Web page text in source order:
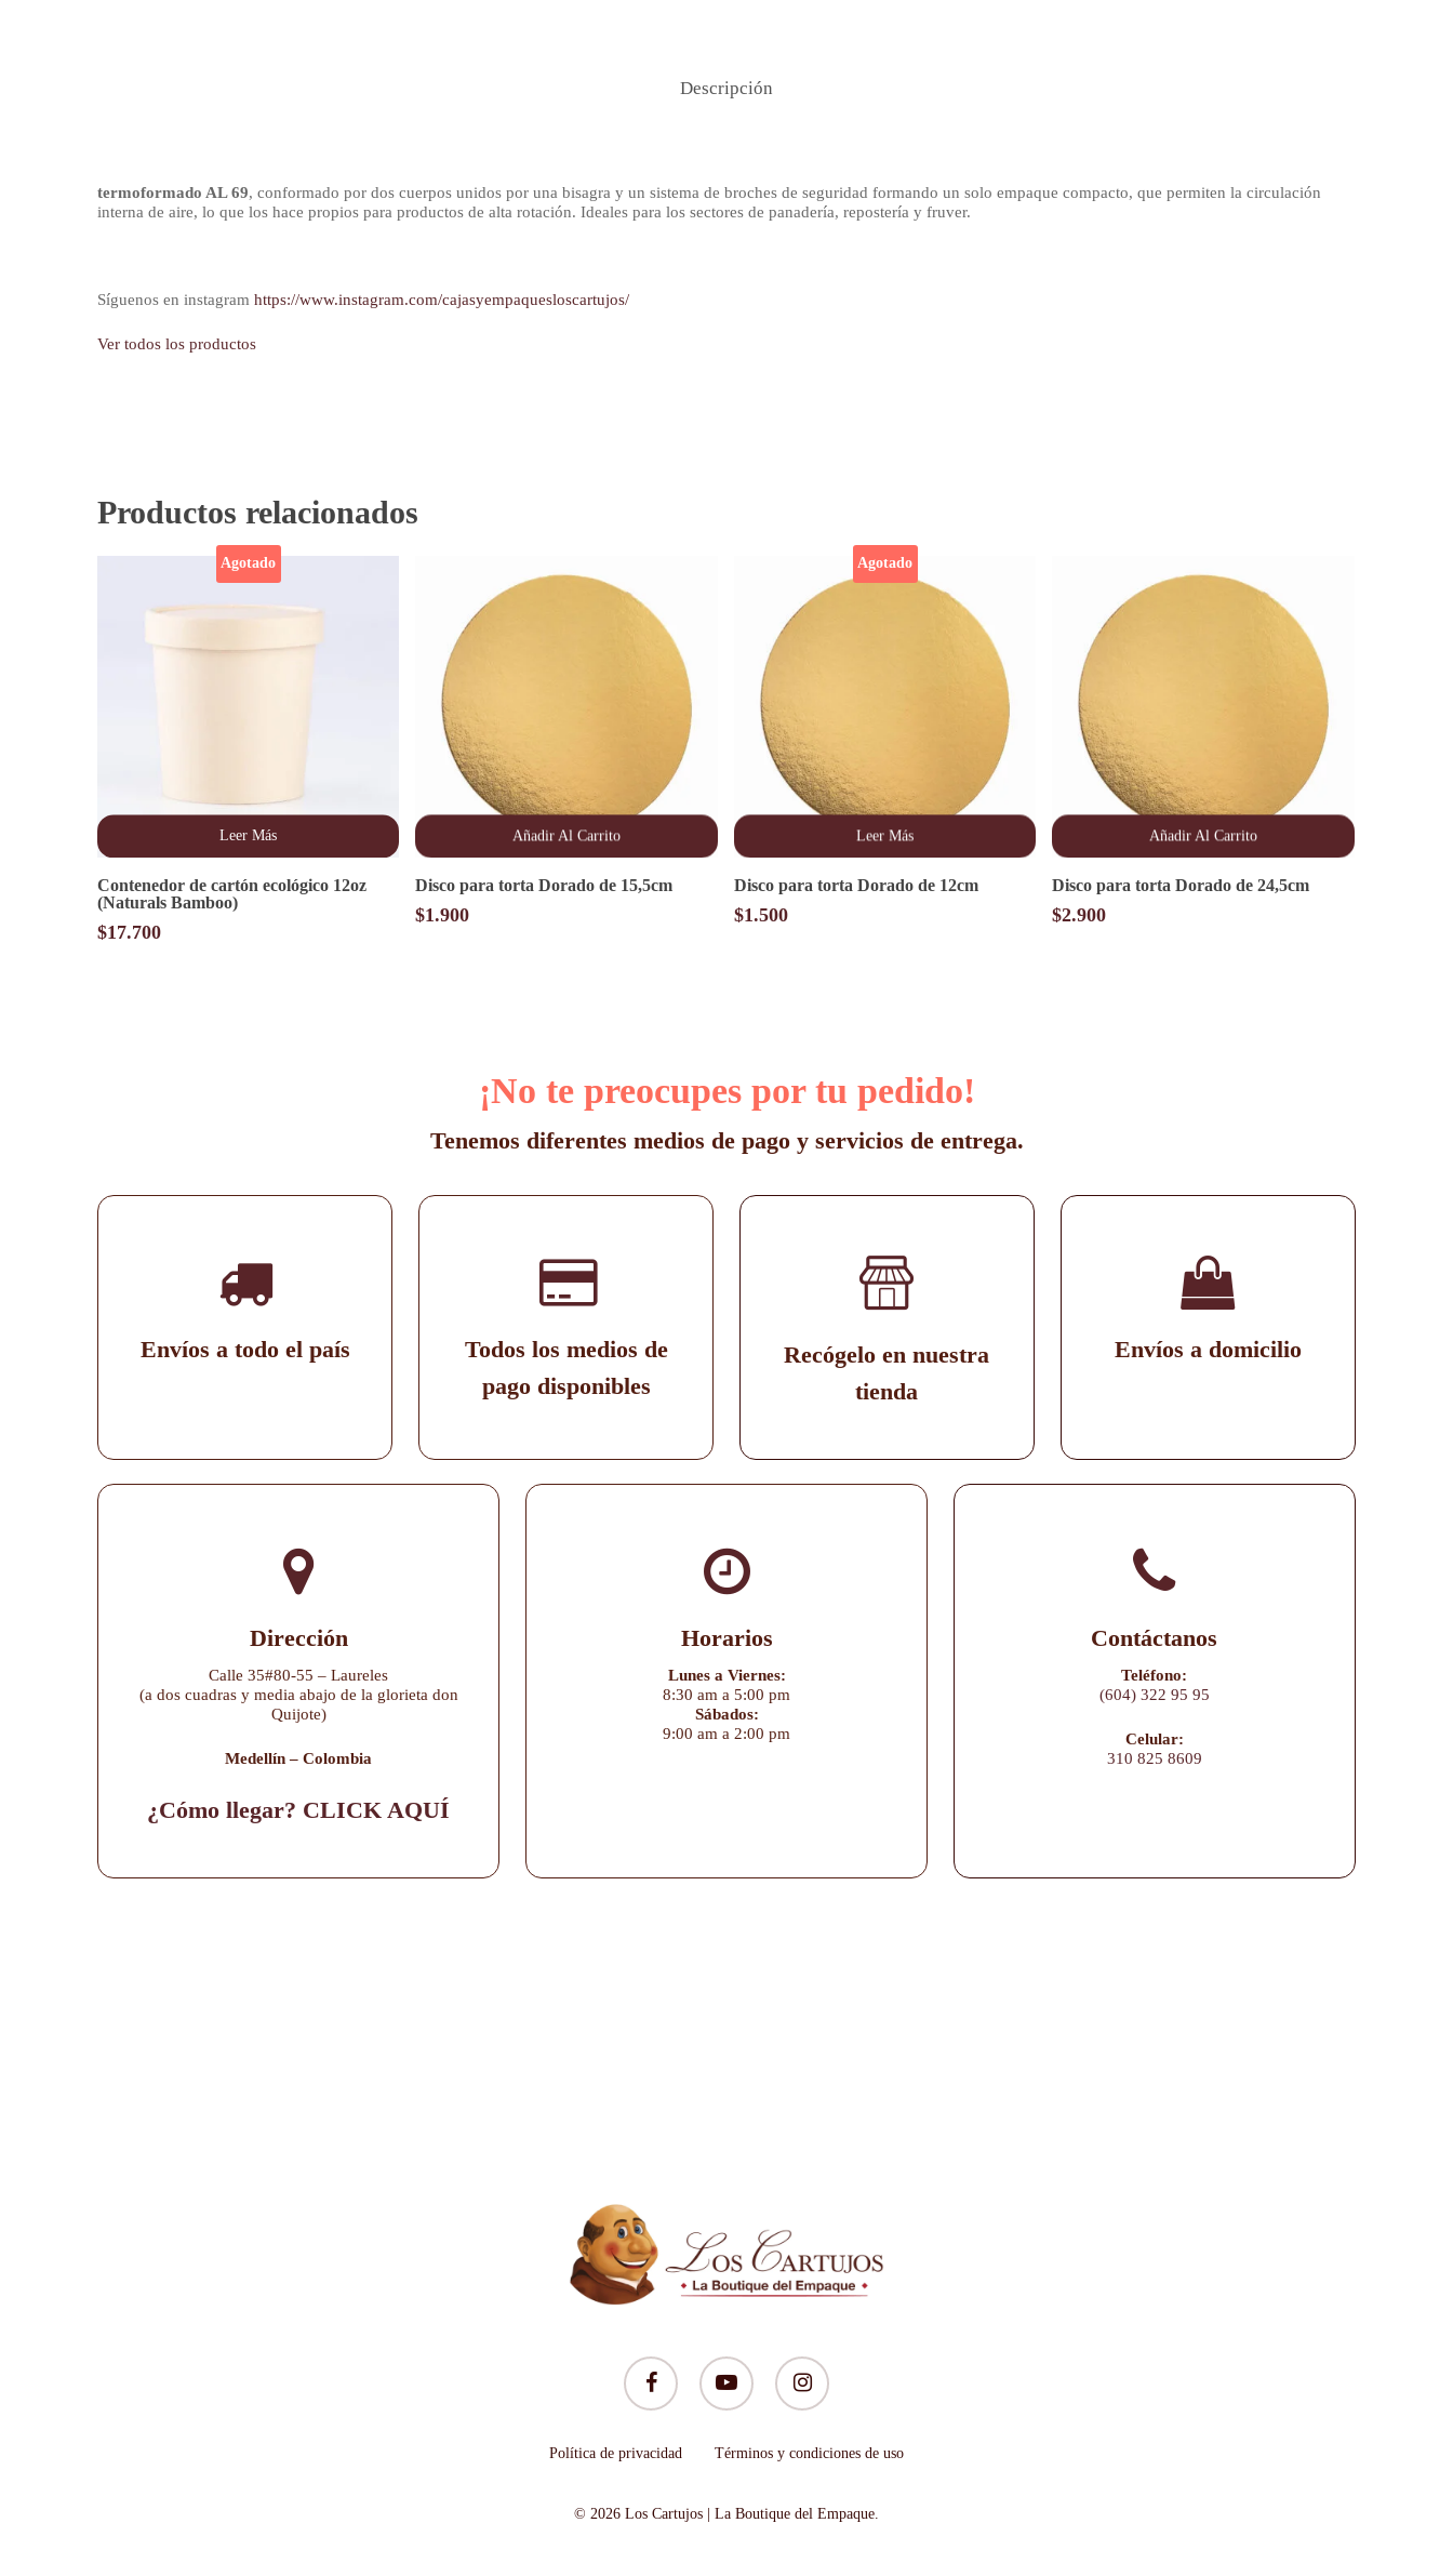
Descripción
termoformado AL 69, conformado por dos cuerpos unidos por una bisagra y un sistema de broches de seguridad formando un solo empaque compacto, que permiten la circulación
interna de aire, lo que los hace propios para productos de alta rotación. Ideales para los sectores de panadería, repostería y fruver.
Síguenos en instagram https://www.instagram.com/cajasyempaquesloscartujos/
Ver todos los productos
Productos relacionados
Leer Más
Agotado
Contenedor de cartón ecológico 12oz
(Naturals Bamboo)
$17.700
Añadir Al Carrito
Disco para torta Dorado de 15,5cm
$1.900
Leer Más
Agotado
Disco para torta Dorado de 12cm
$1.500
Añadir Al Carrito
Disco para torta Dorado de 24,5cm
$2.900
¡No te preocupes por tu pedido!
Tenemos diferentes medios de pago y servicios de entrega.
Envíos a todo el país
Todos los medios de
pago disponibles
Recógelo en nuestra
tienda
Envíos a domicilio
Dirección
Calle 35#80-55 – Laureles
(a dos cuadras y media abajo de la glorieta don
Quijote)
Medellín – Colombia
¿Cómo llegar? CLICK AQUÍ
Horarios
Lunes a Viernes:
8:30 am a 5:00 pm
Sábados:
9:00 am a 2:00 pm
Contáctanos
Teléfono:
(604) 322 95 95
Celular:
310 825 8609
facebook youtube instagram
Política de privacidad Términos y condiciones de uso
© 2026 Los Cartujos | La Boutique del Empaque.